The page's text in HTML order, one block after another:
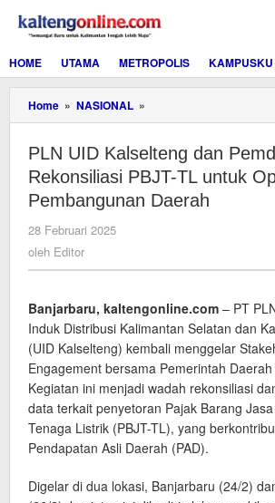
konten
HOME
UTAMA METROPOLIS KAMPUSKU
Home » NASIONAL »
UID
dan
Pemda
Gelar
Rekonsiliasi
Optimalisasi
Daerah
PLN UID Kalselteng dan
Rekonsiliasi PBJT-TL untuk
Pembangunan Daerah
28 Februari 2025
oleh Editor
Banjarbaru, kaltengonline.com – PT
Induk Distribusi Kalimantan Selatan dan
(UID Kalselteng) kembali menggelar
Engagement bersama Pemerintah
Kegiatan ini menjadi wadah rekonsiliasi
data terkait penyetoran Pajak Barang
Tenaga Listrik (PBJT-TL), yang
Pendapatan Asli Daerah (PAD).
Digelar di dua lokasi, Banjarbaru (24/2)